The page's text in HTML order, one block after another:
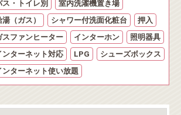
ス・トイレ別
室内洗濯機置き場
湯（ガス）
シャワー付洗面化粧台
押入
スファンヒーター
インターホン
照明器具
ンターネット対応
LPG
シューズボックス
ンターネット使い放題